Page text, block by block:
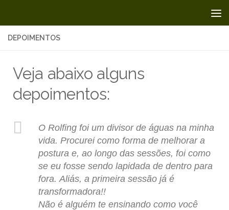
DEPOIMENTOS
Veja abaixo alguns
depoimentos:
O Rolfing foi um divisor de águas na minha
vida. Procurei como forma de melhorar a
postura e, ao longo das sessões, foi como
se eu fosse sendo lapidada de dentro para
fora. Aliás, a primeira sessão já é
transformadora!!
Não é alguém te ensinando como você